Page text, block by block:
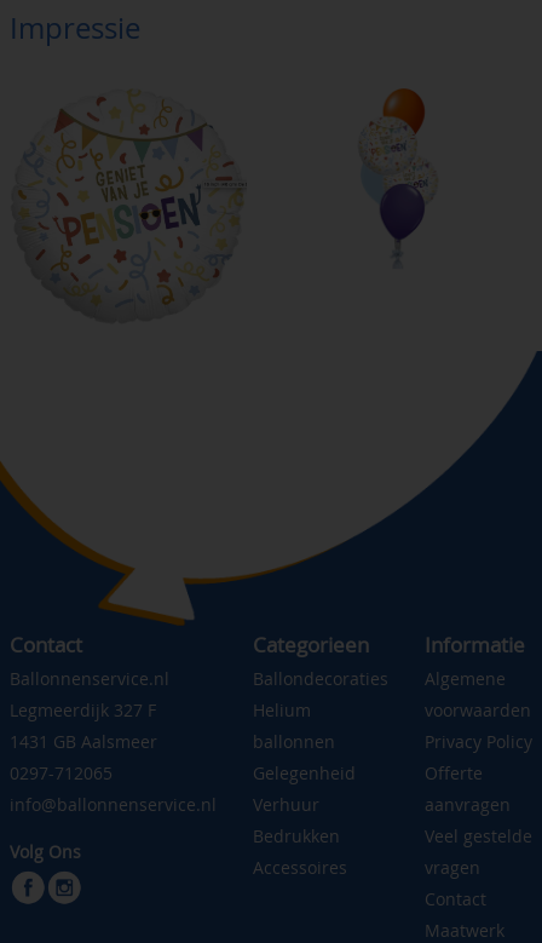
Impressie
Contact
Ballonnenservice.nl
Legmeerdijk 327 F
1431 GB Aalsmeer
0297-712065
info@ballonnenservice.nl
Volg Ons
Categorieen
Ballondecoraties
Helium
ballonnen
Gelegenheid
Verhuur
Bedrukken
Accessoires
Informatie
Algemene
voorwaarden
Privacy Policy
Offerte
aanvragen
Veel gestelde
vragen
Contact
Maatwerk